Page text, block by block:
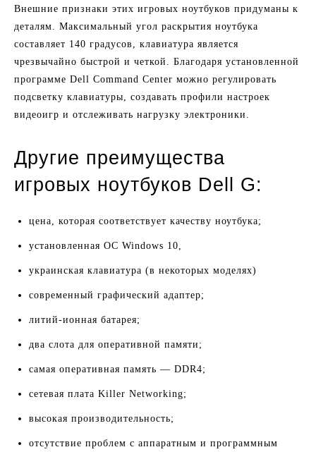
Внешние признаки этих игровых ноутбуков придуманы к
деталям. Максимальный угол раскрытия ноутбука
составляет 140 градусов, клавиатура является
чрезвычайно быстрой и четкой. Благодаря установленной
программе Dell Command Center можно регулировать
подсветку клавиатуры, создавать профили настроек
видеоигр и отслеживать нагрузку электроники.
Другие преимущества
игровых ноутбуков Dell G:
цена, которая соответствует качеству ноутбука;
установленная ОС Windows 10,
украинская клавиатура (в некоторых моделях)
современный графический адаптер;
литий-ионная батарея;
два слота для оперативной памяти;
самая оперативная память — DDR4;
сетевая плата Killer Networking;
высокая производительность;
отсутствие проблем с аппаратным и программным